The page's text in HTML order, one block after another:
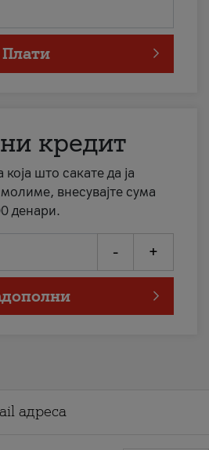
Плати
кредит
која што сакате да ја
внесувајте сума
денари.
- +